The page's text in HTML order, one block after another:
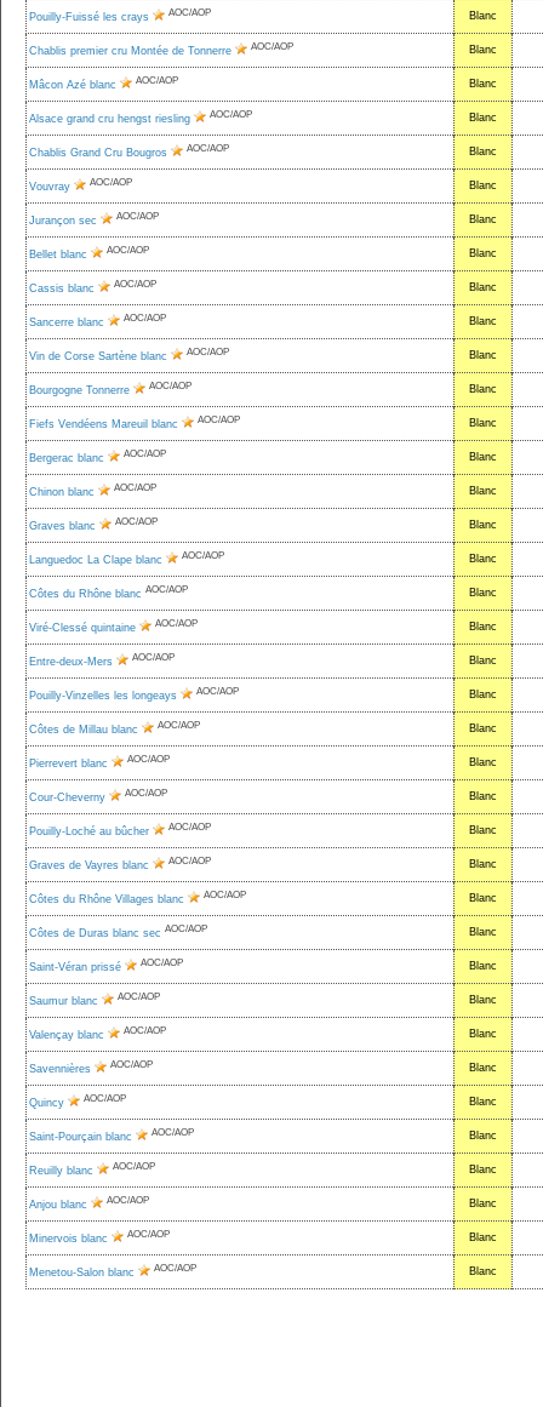
Pouilly-Fuissé les crays AOC/AOP Blanc
Chablis premier cru Montée de Tonnerre AOC/AOP Blanc
Mâcon Azé blanc AOC/AOP Blanc
Alsace grand cru hengst riesling AOC/AOP Blanc
Chablis Grand Cru Bougros AOC/AOP Blanc
Vouvray AOC/AOP Blanc
Jurançon sec AOC/AOP Blanc
Bellet blanc AOC/AOP Blanc
Cassis blanc AOC/AOP Blanc
Sancerre blanc AOC/AOP Blanc
Vin de Corse Sartène blanc AOC/AOP Blanc
Bourgogne Tonnerre AOC/AOP Blanc
Fiefs Vendéens Mareuil blanc AOC/AOP Blanc
Bergerac blanc AOC/AOP Blanc
Chinon blanc AOC/AOP Blanc
Graves blanc AOC/AOP Blanc
Languedoc La Clape blanc AOC/AOP Blanc
Côtes du Rhône blanc AOC/AOP Blanc
Viré-Clessé quintaine AOC/AOP Blanc
Entre-deux-Mers AOC/AOP Blanc
Pouilly-Vinzelles les longeays AOC/AOP Blanc
Côtes de Millau blanc AOC/AOP Blanc
Pierrevert blanc AOC/AOP Blanc
Cour-Cheverny AOC/AOP Blanc
Pouilly-Loché au bûcher AOC/AOP Blanc
Graves de Vayres blanc AOC/AOP Blanc
Côtes du Rhône Villages blanc AOC/AOP Blanc
Côtes de Duras blanc sec AOC/AOP Blanc
Saint-Véran prissé AOC/AOP Blanc
Saumur blanc AOC/AOP Blanc
Valençay blanc AOC/AOP Blanc
Savennières AOC/AOP Blanc
Quincy AOC/AOP Blanc
Saint-Pourçain blanc AOC/AOP Blanc
Reuilly blanc AOC/AOP Blanc
Anjou blanc AOC/AOP Blanc
Minervois blanc AOC/AOP Blanc
Menetou-Salon blanc AOC/AOP Blanc